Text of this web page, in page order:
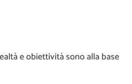
e obiettività sono alla base